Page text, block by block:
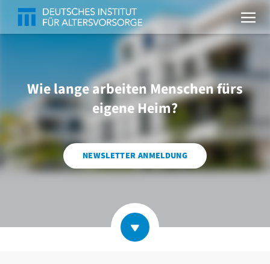
Wie lange arbeiten Menschen fürs
eigene Heim?
NEWSLETTER ANMELDUNG